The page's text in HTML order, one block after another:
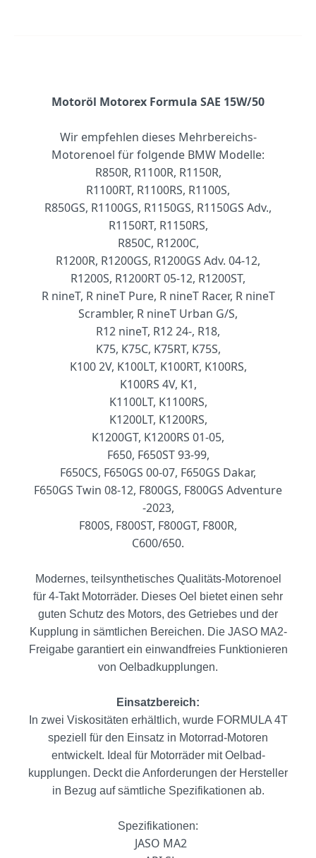
Motoröl Motorex Formula SAE 15W/50
Wir empfehlen dieses Mehrbereichs-
Motorenoel für folgende BMW Modelle:
R850R, R1100R, R1150R,
R1100RT, R1100RS, R1100S,
R850GS, R1100GS, R1150GS, R1150GS Adv.,
R1150RT, R1150RS,
R850C, R1200C,
R1200R, R1200GS, R1200GS Adv. 04-12,
R1200S, R1200RT 05-12, R1200ST,
R nineT, R nineT Pure, R nineT Racer, R nineT
Scrambler, R nineT Urban G/S,
R12 nineT, R12 24-, R18,
K75, K75C, K75RT, K75S,
K100 2V, K100LT, K100RT, K100RS,
K100RS 4V, K1,
K1100LT, K1100RS,
K1200LT, K1200RS,
K1200GT, K1200RS 01-05,
F650, F650ST 93-99,
F650CS, F650GS 00-07, F650GS Dakar,
F650GS Twin 08-12, F800GS, F800GS Adventure
-2023,
F800S, F800ST, F800GT, F800R,
C600/650.
Modernes, teilsynthetisches Qualitäts-Motorenoel
für 4-Takt Motorräder. Dieses Oel bietet einen sehr
guten Schutz des Motors, des Getriebes und der
Kupplung in sämtlichen Bereichen. Die JASO MA2-
Freigabe garantiert ein einwandfreies Funktionieren
von Oelbadkupplungen.
Einsatzbereich:
In zwei Viskositäten erhältlich, wurde FORMULA 4T
speziell für den Einsatz in Motorrad-Motoren
entwickelt. Ideal für Motorräder mit Oelbad-
kupplungen. Deckt die Anforderungen der Hersteller
in Bezug auf sämtliche Spezifikationen ab.
Spezifikationen:
JASO MA2